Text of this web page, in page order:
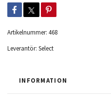
Artikelnummer: 468
Leverantör: Select
INFORMATION